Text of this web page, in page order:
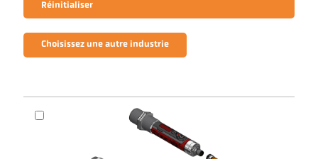
Réinitialiser
Choisissez une autre industrie